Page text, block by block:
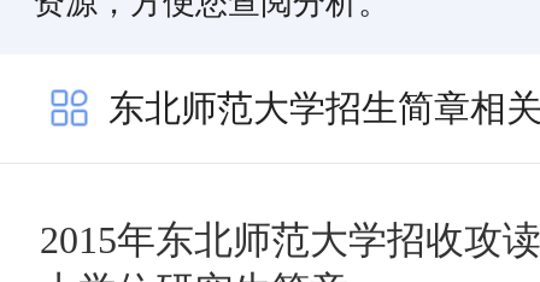
东北师范大学招生简章相
2015年东北师范大学招收攻